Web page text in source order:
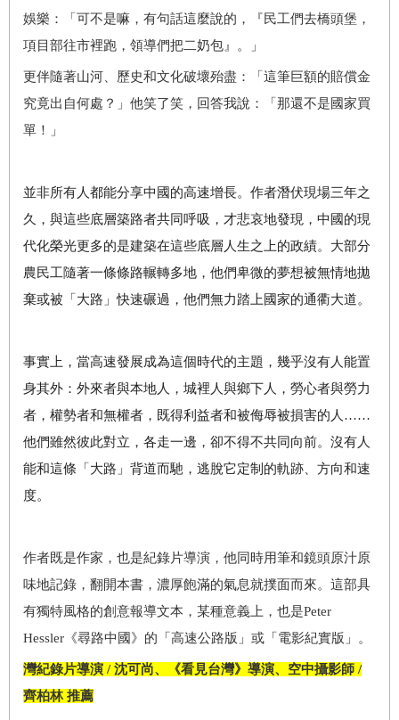
娛樂：「可不是嘛，有句話這麼說的，『民工們去橋頭堡，
項目部往市裡跑，領導們把二奶包』。」
更伴隨著山河、歷史和文化破壞殆盡：「這筆巨額的賠償金
究竟出自何處？」他笑了笑，回答我說：「那還不是國家買
單！」
並非所有人都能分享中國的高速增長。作者潛伏現場三年之
久，與這些底層築路者共同呼吸，才悲哀地發現，中國的現
代化榮光更多的是建築在這些底層人生之上的政績。大部分
農民工隨著一條條路輾轉多地，他們卑微的夢想被無情地拋
棄或被「大路」快速碾過，他們無力踏上國家的通衢大道。
事實上，當高速發展成為這個時代的主題，幾乎沒有人能置
身其外：外來者與本地人，城裡人與鄉下人，勞心者與勞力
者，權勢者和無權者，既得利益者和被侮辱被損害的人……
他們雖然彼此對立，各走一邊，卻不得不共同向前。沒有人
能和這條「大路」背道而馳，逃脫它定制的軌跡、方向和速
度。
作者既是作家，也是紀錄片導演，他同時用筆和鏡頭原汁原
味地記錄，翻開本書，濃厚飽滿的氣息就撲面而來。這部具
有獨特風格的創意報導文本，某種意義上，也是Peter
Hessler《尋路中國》的 「高速公路版 」 或 「電影紀實版 」 。
灣紀錄片導演 / 沈可尚、《看見台灣》導演、空中攝影師 /
齊柏林 推薦